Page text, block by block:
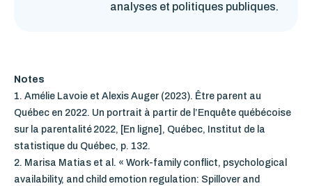
analyses et politiques publiques.
Notes
1. Amélie Lavoie et Alexis Auger (2023). Être parent au
Québec en 2022. Un portrait à partir de l’Enquête québécoise
sur la parentalité 2022, [En ligne], Québec, Institut de la
statistique du Québec, p. 132.
2. Marisa Matias et al . « Work-family conflict, psychological
availability, and child emotion regulation: Spillover and